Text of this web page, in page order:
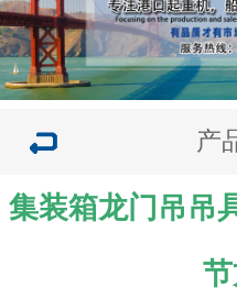
产
集装箱龙门吊吊